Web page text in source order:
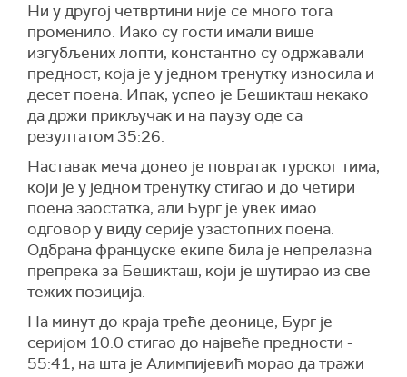
Ни у другој четвртини није се много тога
променило. Иако су гости имали више
изгубљених лопти, константно су одржавали
предност, која је у једном тренутку износила и
десет поена. Ипак, успео је Бешикташ некако
да држи прикључак и на паузу оде са
резултатом 35:26.
Наставак меча донео је повратак турског тима,
који је у једном тренутку стигао и до четири
поена заостатка, али Бург је увек имао
одговор у виду серије узастопних поена.
Одбрана француске екипе била је непрелазна
препрека за Бешикташ, који је шутирао из све
тежих позиција.
На минут до краја треће деонице, Бург је
серијом 10:0 стигао до највеће предности -
55:41, на шта је Алимпијевић морао да тражи